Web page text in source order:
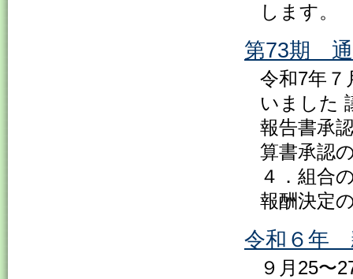
します。
第73期 通
令和7年
いました
報告書承
算書承認
４．組合
報酬決定
令和６年
９月25〜